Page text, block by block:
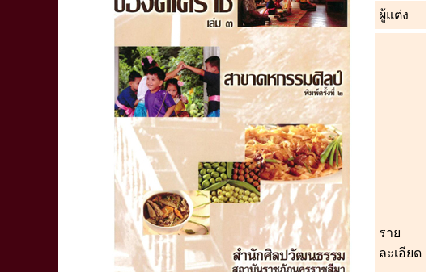
ผู้แต่ง
ราย
ละเอียด